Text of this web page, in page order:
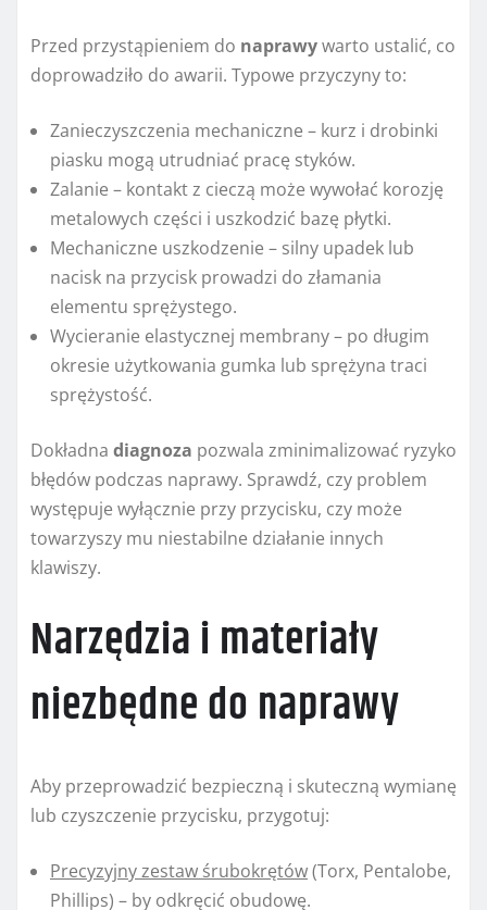
Przed przystąpieniem do naprawywarto ustalić, co
doprowadziło do awarii. Typowe przyczyny to:
Zanieczyszczenia mechaniczne – kurz i drobinki
piasku mogą utrudniać pracę styków.
Zalanie – kontakt z cieczą może wywołać korozję
metalowych części i uszkodzić bazę płytki.
Mechaniczne uszkodzenie – silny upadek lub
nacisk na przycisk prowadzi do złamania
elementu sprężystego.
Wycieranie elastycznej membrany – po długim
okresie użytkowania gumka lub sprężyna traci
sprężystość.
Dokładna diagnoza pozwala zminimalizować ryzyko
błędów podczas naprawy. Sprawdź, czy problem
występuje wyłącznie przy przycisku, czy może
towarzyszy mu niestabilne działanie innych
klawiszy.
Narzędzia i materiały
niezbędne do naprawy
Aby przeprowadzić bezpieczną i skuteczną wymianę
lub czyszczenie przycisku, przygotuj:
Precyzyjny zestaw śrubokrętów(Torx, Pentalobe,
Phillips) – by odkręcić obudowę.